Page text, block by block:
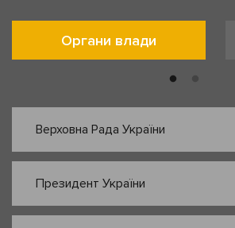
Органи влади
Верховна Рада України
Президент України